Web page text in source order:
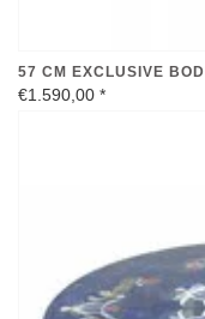
57 CM EXCLUSIVE
€1.590,00 *